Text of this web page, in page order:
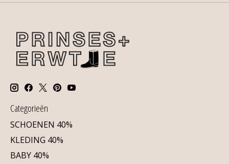
Categorieën
SCHOENEN 40%
KLEDING 40%
BABY 40%